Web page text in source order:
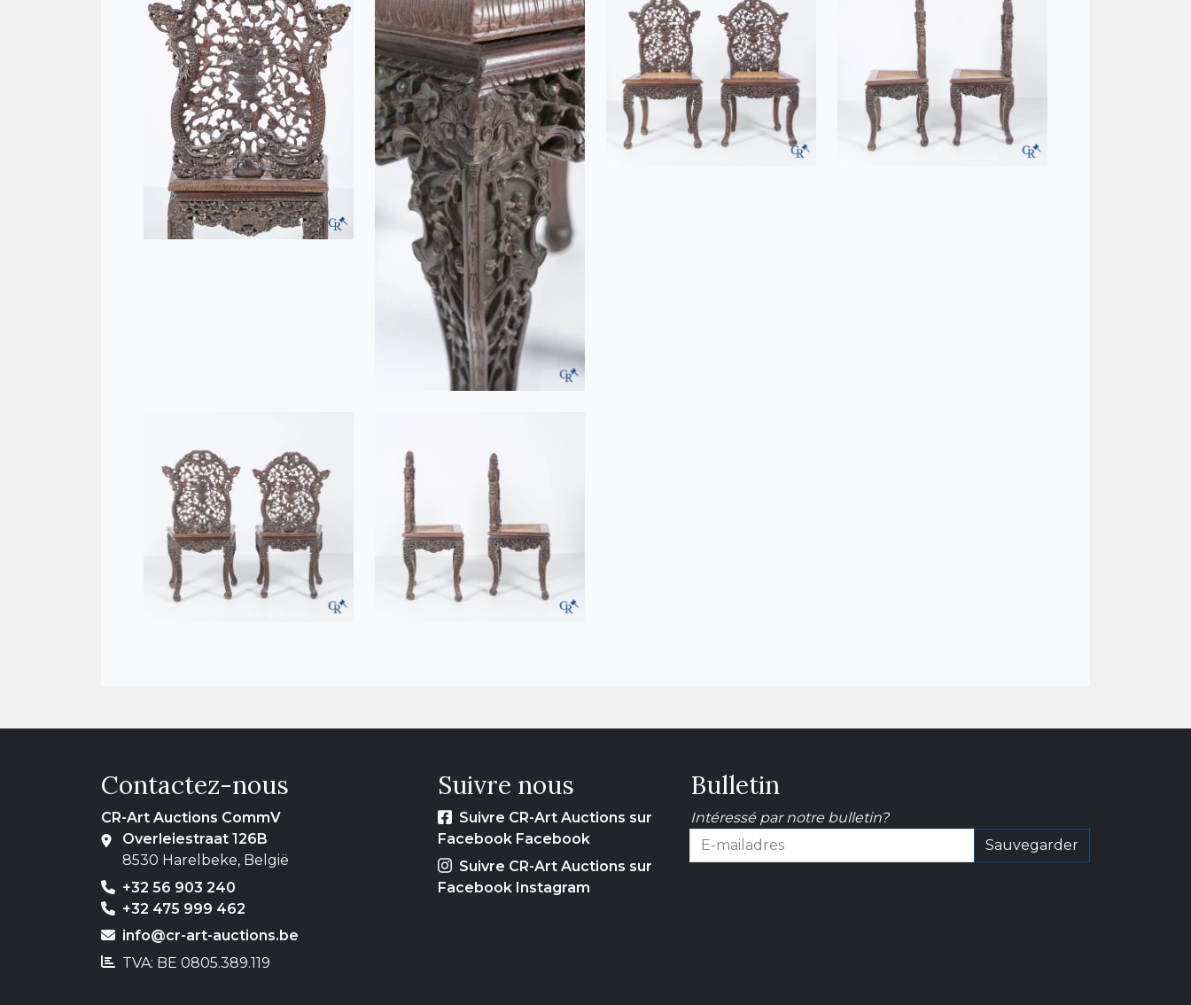
Contactez-nous
CR-Art Auctions CommV
Overleiestraat 126B
8530 Harelbeke, België
+32 56 903 240
+32 475 999 462
info@cr-art-auctions.be
TVA: BE 0805.389.119
Suivre nous
Suivre CR-Art Auctions sur
Facebook Facebook
Suivre CR-Art Auctions sur
Facebook Instagram
Bulletin
Intéressé par notre bulletin?
Sauvegarder